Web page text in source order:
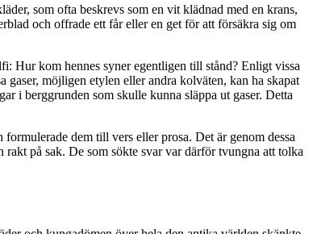
som ofta beskrevs som en vit klädnad med en krans,
och offrade ett får eller en get för att försäkra sig om
Hur kom hennes syner egentligen till stånd? Enligt vissa
möjligen etylen eller andra kolväten, kan ha skapat
i berggrunden som skulle kunna släppa ut gaser. Detta
dem till vers eller prosa. Det är genom dessa
på sak. De som sökte svar var därför tvungna att tolka